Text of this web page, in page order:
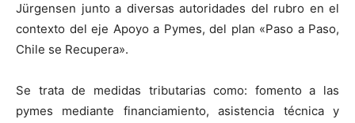
Jürgensen junto a diversas autoridades del rubro en el
contexto del eje Apoyo a Pymes, del plan «Paso a Paso,
Chile se Recupera».
Se trata de medidas tributarias como: fomento a las
pymes mediante financiamiento, asistencia técnica y